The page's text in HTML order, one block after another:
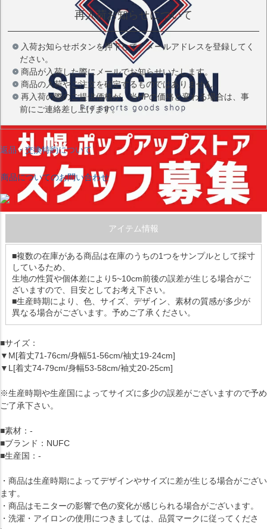
再入荷お知らせについて
入荷お知らせボタンを押下して、メールアドレスを登録してく
ださい。
商品が入荷した際にメールでお知らせいたします。
商品の入荷やご注文を確定するものではありません。
再入荷の際のご提供価格が、当HPの価格と変わる場合は、事
前にご連絡差し上げます。
返品・交換特約について
商品についてのお問い合わせ
アイテム情報
■複数の在庫がある商品は在庫のうちの1つをサンプルとして採寸
しているため、
生地の性質や個体差により5~10cm前後の誤差が生じる場合がご
ざいますので、目安としてお考え下さい。
■生産時期により、色、サイズ、デザイン、素材の質感が多少が
異なる場合がございます。予めご了承ください。
■サイズ：
▼M[着丈71-76cm/身幅51-56cm/袖丈19-24cm]
▼L[着丈74-79cm/身幅53-58cm/袖丈20-25cm]
※生産時期や生産国によってサイズに多少の誤差がございますので予め
ご了承下さい。
■素材：-
■ブランド：NUFC
■生産国：-
・商品は生産時期によってデザインやサイズに差が生じる場合がござい
ます。
・商品はモニターの影響で色の変化が感じられる場合がございます。
・洗濯・アイロンの使用につきましては、品質マークに従ってくださ